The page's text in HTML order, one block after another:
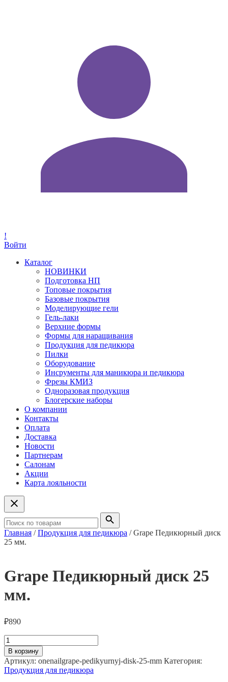
!
Войти
Каталог
НОВИНКИ
Подготовка НП
Топовые покрытия
Базовые покрытия
Моделирующие гели
Гель-лаки
Верхние формы
Формы для наращивания
Продукция для педикюра
Пилки
Оборудование
Инсрументы для маникюра и педикюра
Фрезы КМИЗ
Одноразовая продукция
Блогерские наборы
О компании
Контакты
Оплата
Доставка
Новости
Партнерам
Салонам
Акции
Карта лояльности
Главная /Продукция для педикюра / Grape Педикюрный диск
25 мм.
Grape Педикюрный диск 25
мм.
₽890
Количество
товара
Grape
Педикюрный
диск
В корзину
Артикул: onenailgrape-pedikyurnyj-disk-25-mm Категория:
Продукция для педикюра